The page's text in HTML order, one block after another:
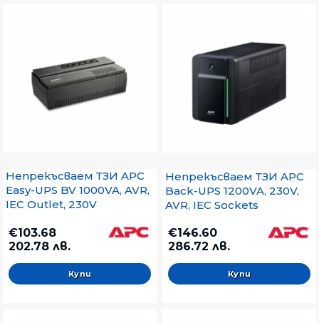
Непрекъсваем ТЗИ APC
Easy-UPS BV 1000VA, AVR,
IEC Outlet, 230V
€103.68
202.78 лв.
Непрекъсваем ТЗИ APC
Back-UPS 1200VA, 230V,
AVR, IEC Sockets
€146.60
286.72 лв.